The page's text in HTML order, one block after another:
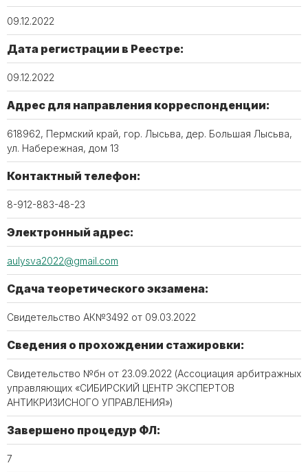
09.12.2022
Дата регистрации в Реестре:
09.12.2022
Адрес для направления корреспонденции:
618962, Пермский край, гор. Лысьва, дер. Большая Лысьва,
ул. Набережная, дом 13
Контактный телефон:
8-912-883-48-23
Электронный адрес:
aulysva2022@gmail.com
Сдача теоретического экзамена:
Свидетельство АК№3492 от 09.03.2022
Сведения о прохождении стажировки:
Свидетельство №бн от 23.09.2022 (Ассоциация арбитражных
управляющих «СИБИРСКИЙ ЦЕНТР ЭКСПЕРТОВ
АНТИКРИЗИСНОГО УПРАВЛЕНИЯ»)
Завершено процедур ФЛ:
7